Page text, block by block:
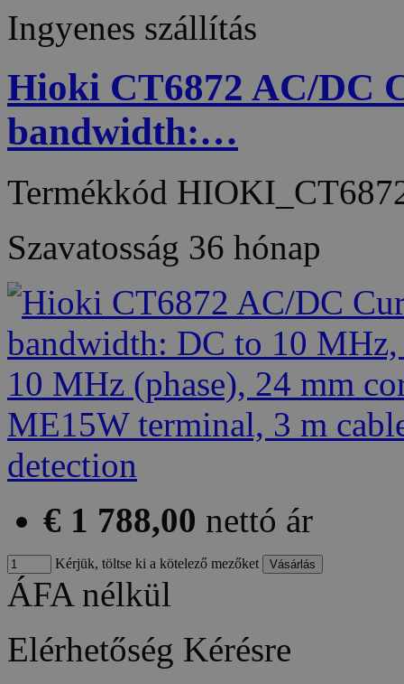
Ingyenes szállítás
Hioki CT6872 AC/DC
bandwidth:…
Termékkód
Szavatosság 36 hónap
€ 1 788,00 nettó ár
Kérjük, töltse ki a kötelező mezőket
ÁFA nélkül
Elérhetőség Kérésre